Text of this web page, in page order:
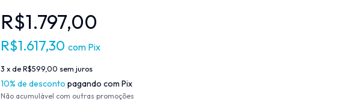
R$1.797,00
R$1.617,30 com Pix
3 x deR$599,00 sem juros
10% de desconto pagando com Pix
Não acumulável com outras promoções